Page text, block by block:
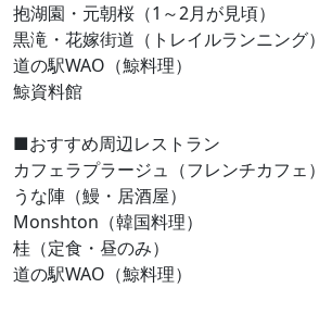
抱湖園・元朝桜（1～2月が見頃）
黒滝・花嫁街道（トレイルランニング）
道の駅WAO（鯨料理）
鯨資料館
■おすすめ周辺レストラン
カフェラプラージュ（フレンチカフェ）
うな陣（鰻・居酒屋）
Monshton（韓国料理）
桂（定食・昼のみ）
道の駅WAO（鯨料理）